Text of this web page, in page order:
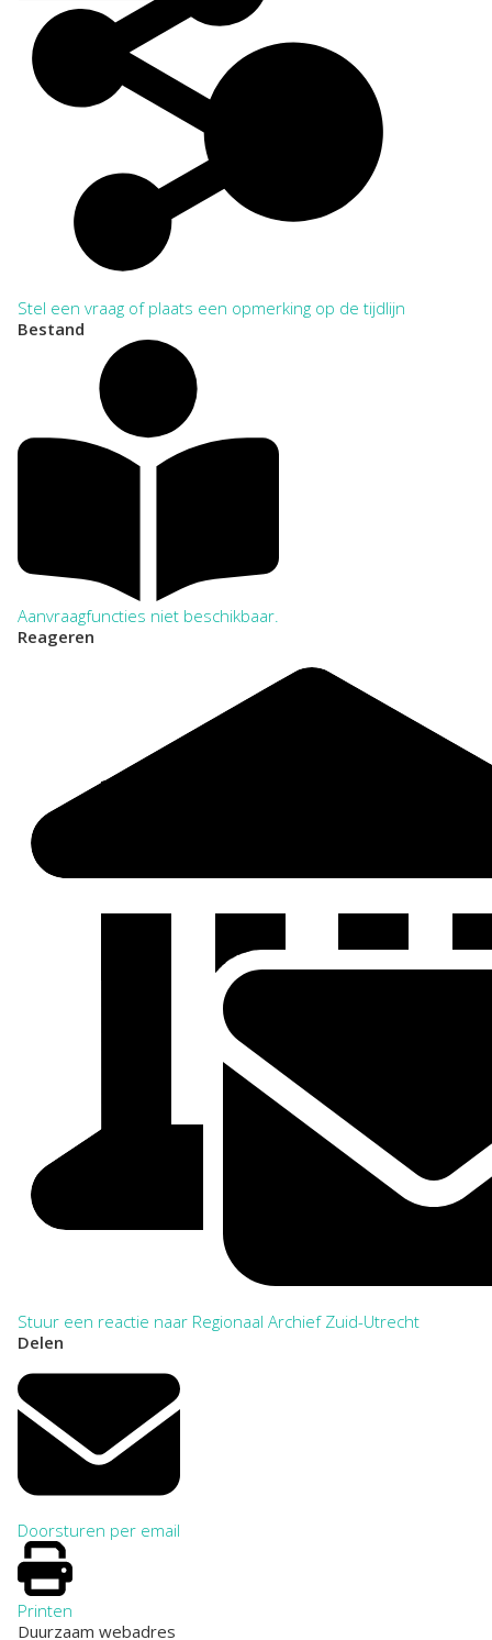
Stel een vraag of plaats een opmerking op de tijdlijn
Bestand
Aanvraagfuncties niet beschikbaar.
Reageren
Stuur een reactie naar Regionaal Archief Zuid-Utrecht
Delen
Doorsturen per email
Printen
Duurzaam webadres